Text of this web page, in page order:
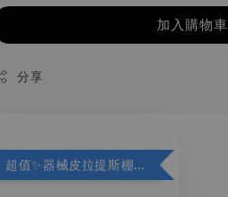
加入購物車
分享
超值✨器械皮拉提斯棚拍加價購